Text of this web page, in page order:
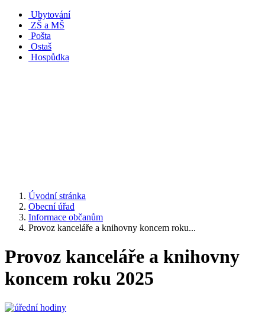
Ubytování
ZŠ a MŠ
Pošta
Ostaš
Hospůdka
Úvodní stránka
Obecní úřad
Informace občanům
Provoz kanceláře a knihovny koncem roku...
Provoz kanceláře a knihovny
koncem roku 2025